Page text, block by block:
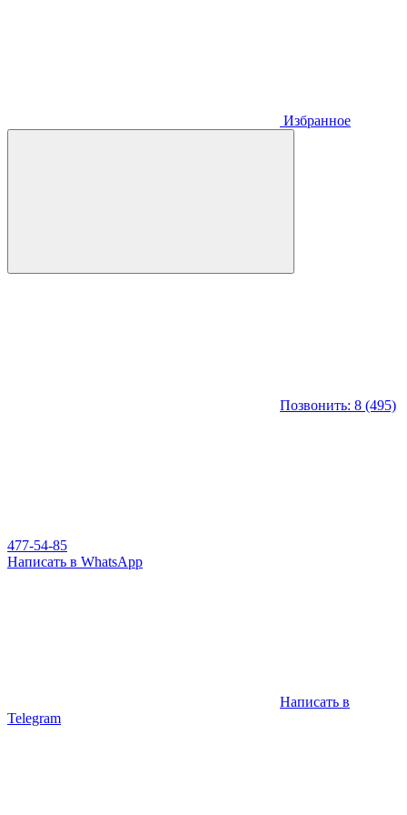
Избранное
Позвонить: 8 (495)
477-54-85
Написать в WhatsApp
Написать в
Telegram